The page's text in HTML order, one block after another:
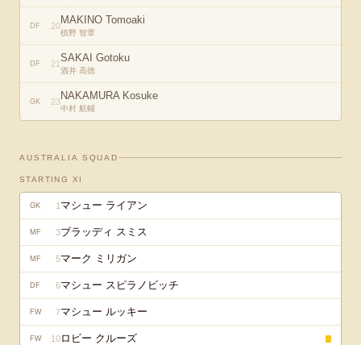
DF 20MAKINO Tomoaki
槙野 智章
DF 21SAKAI Gotoku
酒井 高徳
GK 23NAKAMURA Kosuke
中村 航輔
AUSTRALIA SQUAD
STARTING XI
GK 1 マシュー ライアン
MF 3ブラッディ スミス
MF 5マーク ミリガン
DF 6マシュー スピラノビッチ
FW 7マシュー ルッキー
FW 10ロビー クルーズ